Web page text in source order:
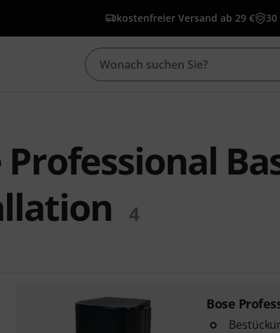
kostenfreier Versand ab 29 € 30
Professional
4
Bose